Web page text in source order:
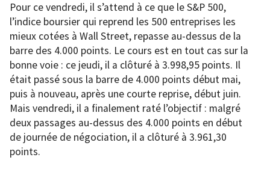
Pour ce vendredi, il s’attend à ce que le S&P 500,
l’indice boursier qui reprend les 500 entreprises les
mieux cotées à Wall Street, repasse au-dessus de la
barre des 4.000 points. Le cours est en tout cas sur la
bonne voie : ce jeudi, il a clôturé à 3.998,95 points. Il
était passé sous la barre de 4.000 points début mai,
puis à nouveau, après une courte reprise, début juin.
Mais vendredi, il a finalement raté l’objectif : malgré
deux passages au-dessus des 4.000 points en début
de journée de négociation, il a clôturé à 3.961,30
points.